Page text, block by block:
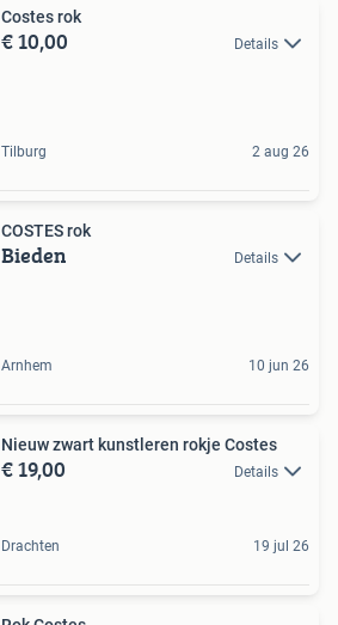
Costes rok
€ 10,00 Details
Tilburg 2 aug 26
COSTES rok
Bieden Details
Arnhem 10 jun 26
Nieuw zwart kunstleren rokje Costes
€ 19,00 Details
Drachten 19 jul 26